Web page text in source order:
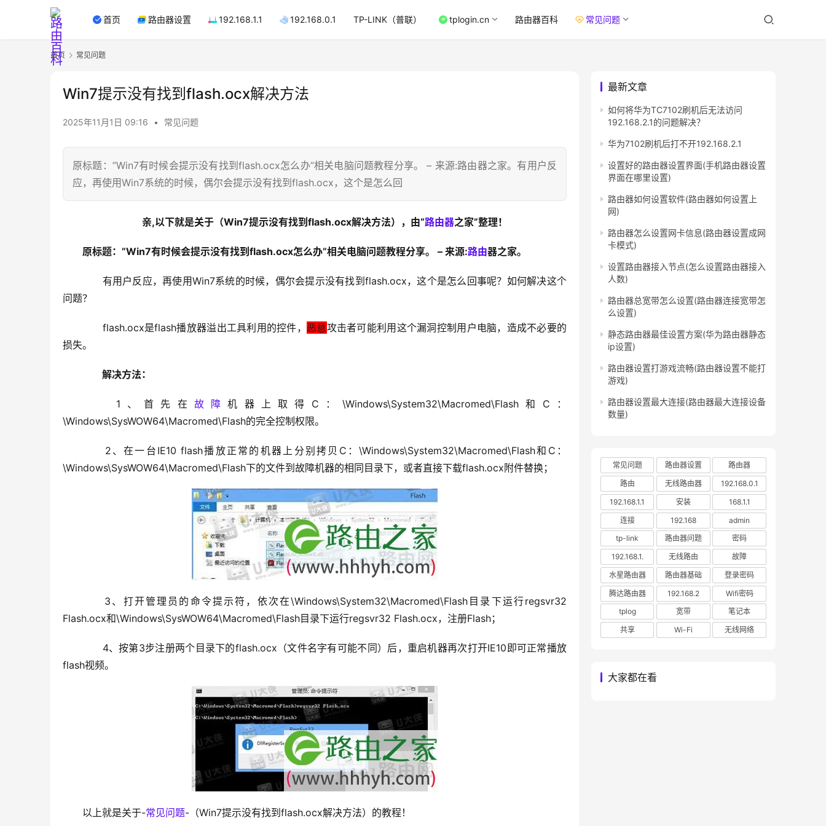
首页 路由器设置 192.168.1.1 192.168.0.1 TP-LINK（普联） tplogin.cn 路由器百科 常见问题
首页 常见问题
Win7提示没有找到flash.ocx解决方法
2025年11月1日 09:16 • 常见问题
原标题：”Win7有时候会提示没有找到flash.ocx怎么办”相关电脑问题教程分享。 – 来源:路由器之家。有用户反
应，再使用Win7系统的时候，偶尔会提示没有找到flash.ocx，这个是怎么回
亲,以下就是关于（Win7提示没有找到flash.ocx解决方法），由“路由器之家”整理！
原标题：”Win7有时候会提示没有找到flash.ocx怎么办”相关电脑问题教程分享。 – 来源:路由器之家。
有用户反应，再使用Win7系统的时候，偶尔会提示没有找到flash.ocx，这个是怎么回事呢？如何解决这个
问题？
flash.ocx是flash播放器溢出工具利用的控件， 恶意攻击者可能利用这个漏洞控制用户电脑，造成不必要的
损失。
解决方法：
1、首先在 故障机器上取得C：\Windows\System32\Macromed\Flash和C：
\Windows\SysWOW64\Macromed\Flash的完全控制权限。
2、在一台IE10 flash播放正常的机器上分别拷贝C：\Windows\System32\Macromed\Flash和C：
\Windows\SysWOW64\Macromed\Flash下的文件到故障机器的相同目录下，或者直接下载flash.ocx附件替换；
3、打开管理员的命令提示符，依次在\Windows\System32\Macromed\Flash目录下运行regsvr32
Flash.ocx和\Windows\SysWOW64\Macromed\Flash目录下运行regsvr32 Flash.ocx，注册Flash；
4、按第3步注册两个目录下的flash.ocx（文件名字有可能不同）后，重启机器再次打开IE10即可正常播放
flash视频。
以上就是关于-常见问题-（Win7提示没有找到flash.ocx解决方法）的教程！
最新文章
如何将华为TC7102刷机后无法访问
192.168.2.1的问题解决？
华为7102刷机后打不开192.168.2.1
设置好的路由器设置界面(手机路由器设置
界面在哪里设置)
路由器如何设置软件(路由器如何设置上
网)
路由器怎么设置网卡信息(路由器设置成网
卡模式)
设置路由器接入节点(怎么设置路由器接入
人数)
路由器总宽带怎么设置(路由器连接宽带怎
么设置)
静态路由器最佳设置方案(华为路由器静态
ip设置)
路由器设置打游戏流畅(路由器设置不能打
游戏)
路由器设置最大连接(路由器最大连接设备
数量)
常见问题 路由器设置
路由器
路由
无线路由器
192.168.0.1
192.168.1.1
安装
168.1.1
连接
192.168
admin
tp-link
路由器问题
密码
192.168.1.
无线路由
故障
水星路由器
路由器基础
登录密码
腾达路由器
192.168.2
Wifi密码
tplog
宽带
笔记本
共享
Wi-Fi 无线网络
大家都在看